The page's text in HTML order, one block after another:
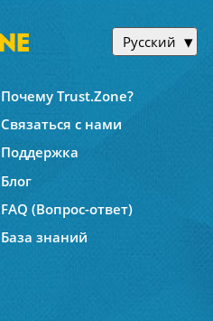
Русский
Почему Trust.Zone?
Связаться с нами
Поддержка
Блог
FAQ (Вопрос-ответ)
База знаний